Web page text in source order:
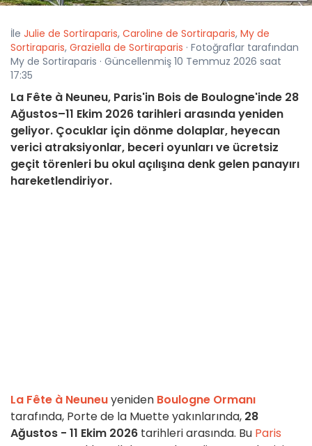
İle Julie de Sortiraparis, Caroline de Sortiraparis, My de
Sortiraparis, Graziella de Sortiraparis · Fotoğraflar tarafından
My de Sortiraparis · Güncellenmiş 10 Temmuz 2026 saat
17:35
La Fête à Neuneu, Paris'in Bois de Boulogne'inde 28
Ağustos–11 Ekim 2026 tarihleri arasında yeniden
geliyor. Çocuklar için dönme dolaplar, heyecan
verici atraksiyonlar, beceri oyunları ve ücretsiz
geçit törenleri bu okul açılışına denk gelen panayırı
hareketlendiriyor.
La Fête à Neuneuyeniden Boulogne Ormanı
tarafında, Porte de la Muette yakınlarında, 28
Ağustos - 11 Ekim 2026 tarihleri arasında. Bu Paris